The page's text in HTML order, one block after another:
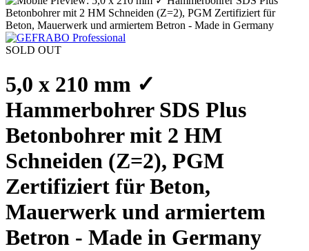
SOLD OUT
5,0 x 210 mm ✓
Hammerbohrer SDS Plus
Betonbohrer mit 2 HM
Schneiden (Z=2), PGM
Zertifiziert für Beton,
Mauerwerk und armiertem
Betron - Made in Germany